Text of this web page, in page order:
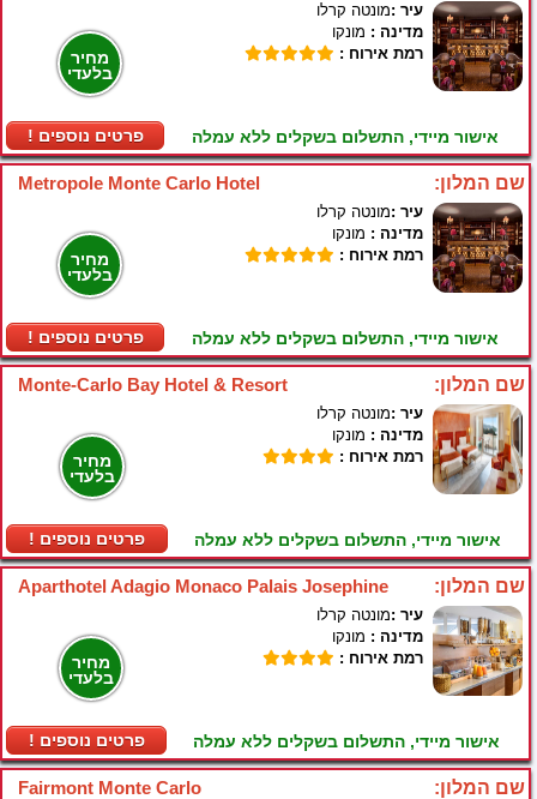
מחיר
בלעדי
! פרטים נוספים
עיר :מונטה קרלו
מדינה : מונקו
רמת אירוח :
אישור מיידי, התשלום בשקלים ללא עמלה
Metropole Monte Carlo Hotel שם המלון:
מחיר
בלעדי
! פרטים נוספים
עיר :מונטה קרלו
מדינה : מונקו
רמת אירוח :
אישור מיידי, התשלום בשקלים ללא עמלה
Monte-Carlo Bay Hotel & Resort שם המלון:
מחיר
בלעדי
! פרטים נוספים
עיר :מונטה קרלו
מדינה : מונקו
רמת אירוח :
אישור מיידי, התשלום בשקלים ללא עמלה
Aparthotel Adagio Monaco Palais Josephine שם המלון:
מחיר
בלעדי
! פרטים נוספים
עיר :מונטה קרלו
מדינה : מונקו
רמת אירוח :
אישור מיידי, התשלום בשקלים ללא עמלה
Fairmont Monte Carlo שם המלון: